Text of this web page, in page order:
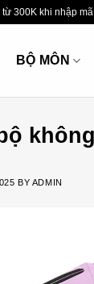
300K khi nhập
BỘ MÔN
BY ADMIN